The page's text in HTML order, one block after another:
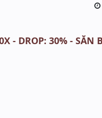
- DROP: 30% - SĂN